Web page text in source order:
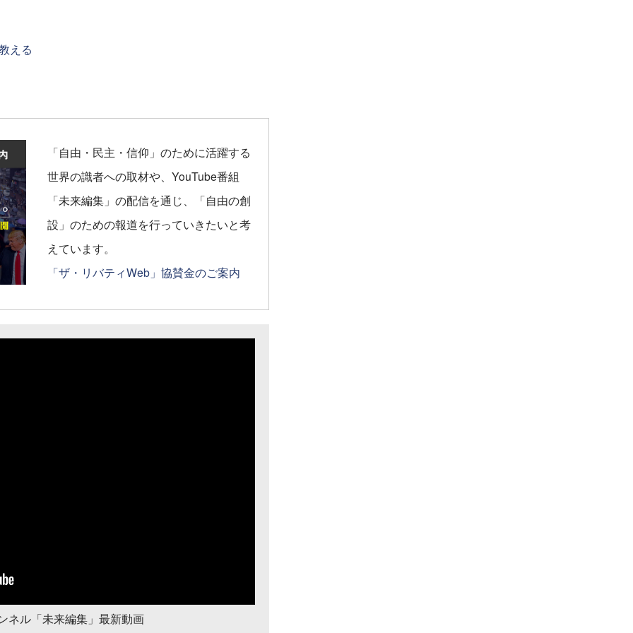
える
「自由・民主・信仰」のために活躍する
世界の識者への取材や、YouTube番組
「未来編集」の配信を通じ、「自由の創
設」のための報道を行っていきたいと考
えています。
「ザ・リバティWeb」協賛金のご案内
ネル「未来編集」最新動画